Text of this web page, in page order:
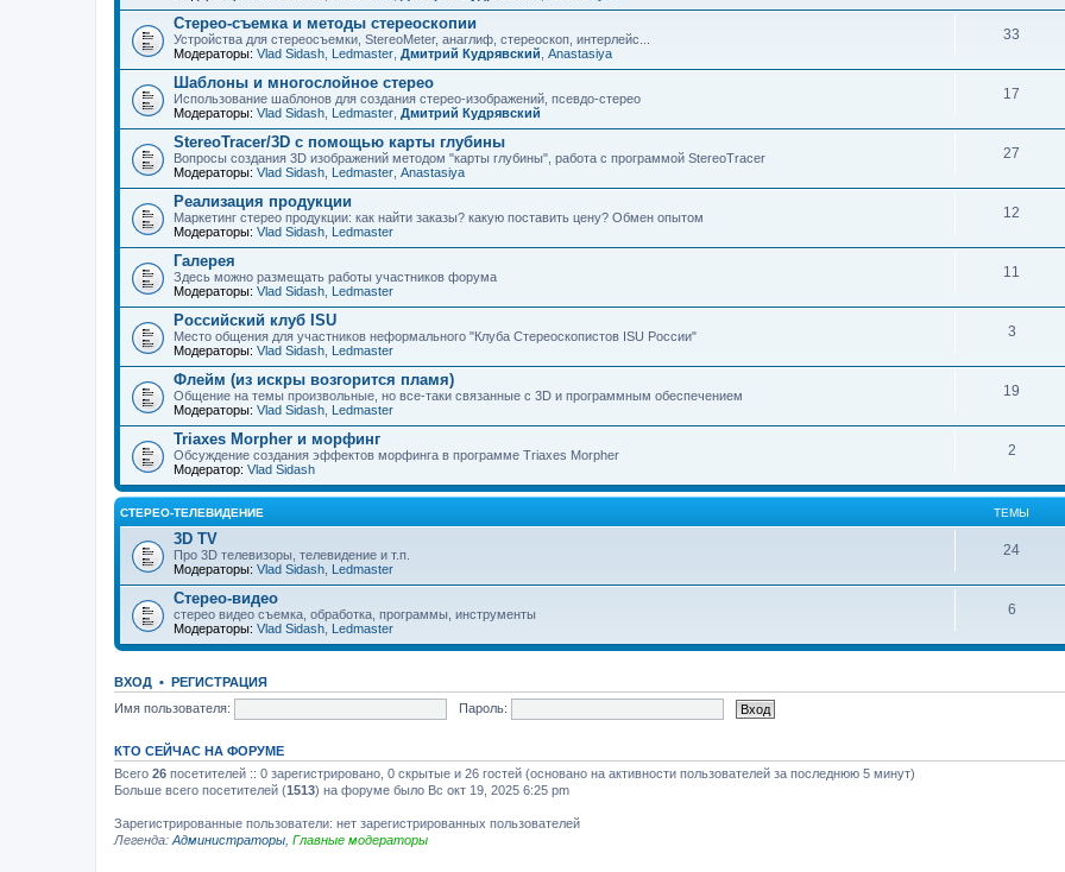
Стерео-съемка и методы стереоскопии
Устройства для стереосъемки, StereoMeter, анаглиф, стереоскоп, интерлейс...
Модераторы: Vlad Sidash Ledmaster Дмитрий Кудрявский Anastasiya
33
Шаблоны и многослойное стерео
Использование шаблонов для создания стерео-изображений, псевдо-стерео
Модераторы: Vlad Sidash Ledmaster Дмитрий Кудрявский
17
StereoTracer/3D с помощью карты глубины
Вопросы создания 3D изображений методом "карты глубины", работа с программой StereoTracer
Модераторы: Vlad Sidash Ledmaster Anastasiya
27
Реализация продукции
Маркетинг стерео продукции: как найти заказы? какую поставить цену? Обмен опытом
Модераторы: Vlad Sidash Ledmaster
12
Галерея
Здесь можно размещать работы участников форума
Модераторы: Vlad Sidash Ledmaster
11
Российский клуб ISU
Место общения для участников неформального "Клуба Стереоскопистов ISU России"
Модераторы: Vlad Sidash Ledmaster
3
Флейм (из искры возгорится пламя)
Общение на темы произвольные, но все-таки связанные с 3D и программным обеспечением
Модераторы: Vlad Sidash Ledmaster
19
Triaxes Morpher и морфинг
Обсуждение создания эффектов морфинга в программе Triaxes Morpher
Модератор: Vlad Sidash
2
СТЕРЕО-ТЕЛЕВИДЕНИЕ ТЕМЫ
3D TV
Про 3D телевизоры, телевидение и т.п.
Модераторы: Vlad Sidash Ledmaster
24
Стерео-видео
стерео видео съемка, обработка, программы, инструменты
Модераторы: Vlad Sidash Ledmaster
6
ВХОД • РЕГИСТРАЦИЯ
Имя пользователя:
Пароль:
КТО СЕЙЧАС НА ФОРУМЕ
Всего 26 посетителей :: 0 зарегистрировано, 0 скрытые и 26 гостей (основано на активности пользователей за последнюю 5 минут)
Больше всего посетителей (1513) на форуме было Вс окт 19, 2025 6:25 pm
Зарегистрированные пользователи: нет зарегистрированных пользователей
Легенда: Администраторы Главные модераторы